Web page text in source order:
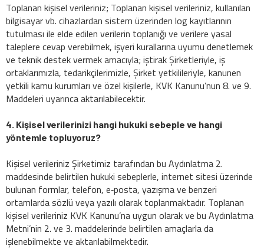
Toplanan kişisel verileriniz; Toplanan kişisel verileriniz, kullanılan
bilgisayar vb. cihazlardan sistem üzerinden log kayıtlarının
tutulması ile elde edilen verilerin toplanığı ve verilere yasal
taleplere cevap verebilmek, işyeri kurallarına uyumu denetlemek
ve teknik destek vermek amacıyla; iştirak Şirketleriyle, iş
ortaklarımızla, tedarikçilerimizle, Şirket yetkilileriyle, kanunen
yetkili kamu kurumları ve özel kişilerle, KVK Kanunu’nun 8. ve 9.
Maddeleri uyarınca aktarılabilecektir.
4. Kişisel verilerinizi hangi hukuki sebeple ve hangi
yöntemle topluyoruz?
Kişisel verileriniz Şirketimiz tarafından bu Aydınlatma 2.
maddesinde belirtilen hukuki sebeplerle, internet sitesi üzerinde
bulunan formlar, telefon, e‐posta, yazışma ve benzeri
ortamlarda sözlü veya yazılı olarak toplanmaktadır. Toplanan
kişisel verileriniz KVK Kanunu’na uygun olarak ve bu Aydınlatma
Metni’nin 2. ve 3. maddelerinde belirtilen amaçlarla da
işlenebilmekte ve aktarılabilmektedir.